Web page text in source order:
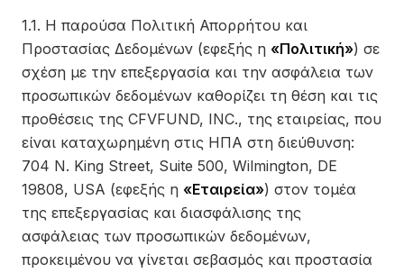
1.1. Η παρούσα Πολιτική Απορρήτου και
Προστασίας Δεδομένων (εφεξής η «Πολιτική») σε
σχέση με την επεξεργασία και την ασφάλεια των
προσωπικών δεδομένων καθορίζει τη θέση και τις
προθέσεις της CFVFUND, INC., της εταιρείας, που
είναι καταχωρημένη στις ΗΠΑ στη διεύθυνση:
704 N. King Street, Suite 500, Wilmington, DE
19808, USA (εφεξής η «Εταιρεία») στον τομέα
της επεξεργασίας και διασφάλισης της
ασφάλειας των προσωπικών δεδομένων,
προκειμένου να γίνεται σεβασμός και προστασία